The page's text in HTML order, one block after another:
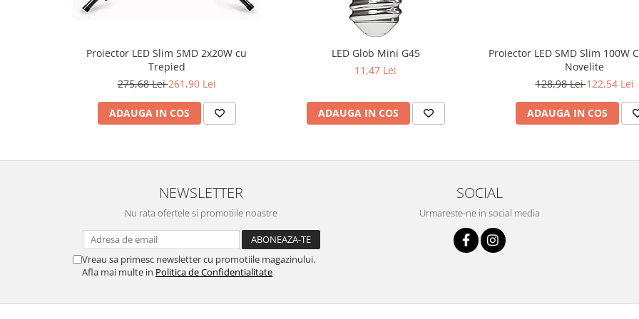
Proiector LED Slim SMD 2x20W cu
Trepied
275,68 Lei261,90 Lei
ADAUGA IN COS
LED Glob Mini G45
11,47 Lei
ADAUGA IN COS
Proiector LED SMD Slim 100W
Novelite
128,98 Lei122,54 Lei
ADAUGA IN COS
NEWSLETTER
Nu rata ofertele si promotiile noastre
Vreau sa primesc newsletter cu promotiile magazinului.
Afla mai multe in Politica de Confidentialitate
SOCIAL
Urmareste-ne in social media